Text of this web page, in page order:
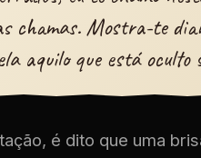
chamas. Mostra-te
aquilo que está
é dito que uma